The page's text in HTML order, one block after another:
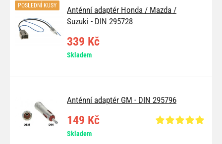
Anténní adaptér Honda / Mazda /
Suzuki - DIN 295728
POSLEDNÍ KUSY
339 Kč
Skladem
Anténní adaptér GM - DIN 295796
149 Kč
Skladem